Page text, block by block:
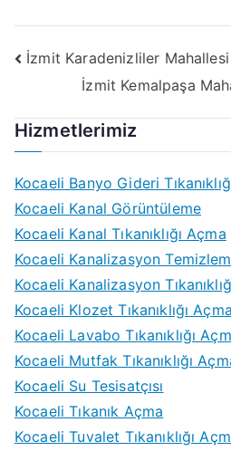
Yazı
gezinmesi
İzmit Karadenizliler Mahallesi
İzmit Kemalpaşa
Hizmetlerimiz
Kocaeli Banyo Gideri
Kocaeli Kanal Görüntüleme
Kocaeli Kanal Tıkanıklığı Açma
Kocaeli Kanalizasyon
Kocaeli Kanalizasyon
Kocaeli Klozet Tıkanıklığı Açma
Kocaeli Lavabo Tıkanıklığı
Kocaeli Mutfak Tıkanıklığı
Kocaeli Su Tesisatçısı
Kocaeli Tıkanık Açma
Kocaeli Tuvalet Tıkanıklığı